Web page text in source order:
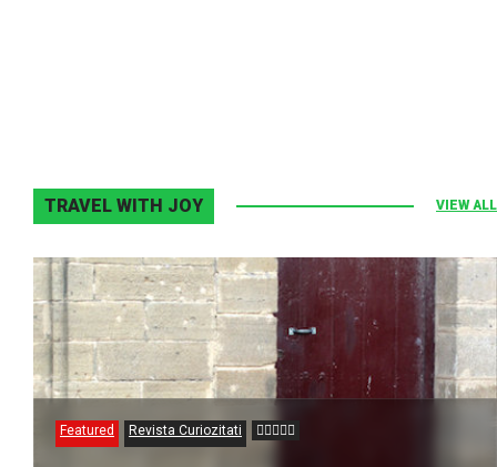
TRAVEL WITH JOY VIEW ALL
Featured Revista Curiozitati